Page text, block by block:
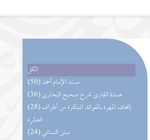
الكل
(50) مسند الإمام أحمد
(36) عمدة القاري شرح صحيح البخاري
(28) إتحاف المهرة بالفوائد المبتكرة من أطراف
العشرة
(24) سنن النسائي